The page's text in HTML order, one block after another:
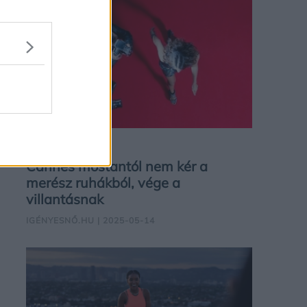
Cannes mostantól nem kér a
merész ruhákból, vége a
villantásnak